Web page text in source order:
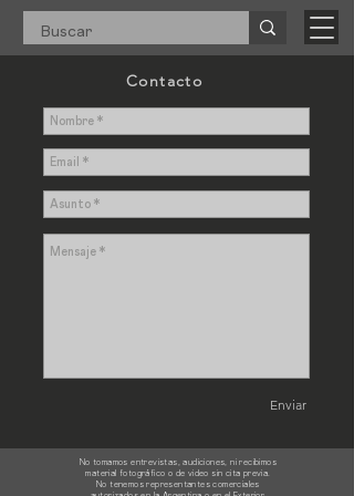
Contacto
Enviar
No tomamos entrevistas, audiciones, ni recibimos
material fotográfico o de video sin cita previa.
No tenemos representantes comerciales